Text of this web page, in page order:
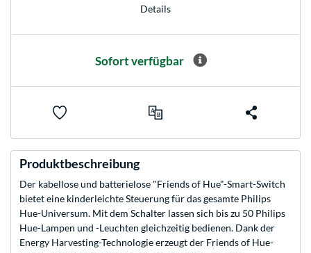
Details
Sofort verfügbar
Produktbeschreibung
Der kabellose und batterielose "Friends of Hue"-Smart-Switch
bietet eine kinderleichte Steuerung für das gesamte Philips
Hue-Universum. Mit dem Schalter lassen sich bis zu 50 Philips
Hue-Lampen und -Leuchten gleichzeitig bedienen. Dank der
Energy Harvesting-Technologie erzeugt der Friends of Hue-